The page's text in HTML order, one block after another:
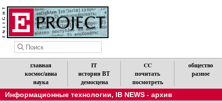
главная
космос/авиа
наука
IT
история ВТ
демосцена
CC
почитать
посмотреть
общество
разное
Информационные технологии, IB NEWS - архив